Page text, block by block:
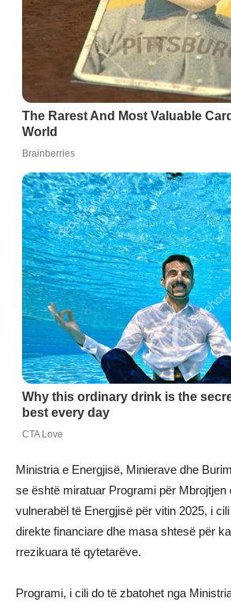
Ministria e Energjisë, Minierave dhe
se është miratuar Programi për Mbrojtjen
vulnerabël të Energjisë për vitin 2025, i
direkte financiare dhe masa shtesë për
rrezikuara të qytetarëve.
Programi, i cili do të zbatohet nga